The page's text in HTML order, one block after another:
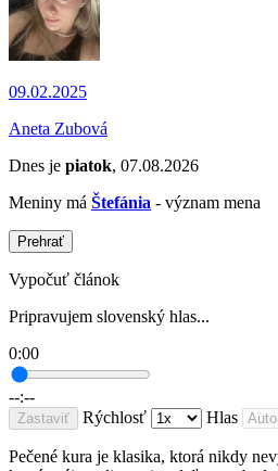
09.02.2025
Aneta Zubová
Dnes je piatok, 07.08.2026
Meniny má Štefánia - význam mena
Prehrať
Vypočuť článok
Pripravujem slovenský hlas...
0:00
--:--
Zastaviť Rýchlosť Hlas
Pečené kura je klasika, ktorá nikdy